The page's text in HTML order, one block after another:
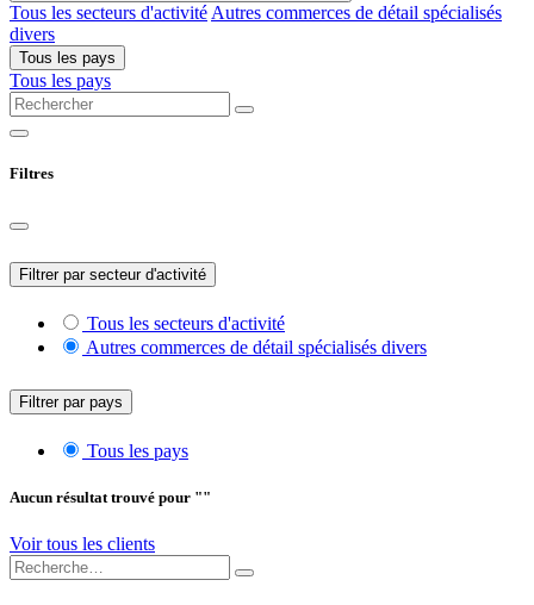
Tous les secteurs d'activité Autres commerces de détail spécialisés
divers
Tous les pays
Tous les pays
Filtres
Filtrer par secteur d'activité
Tous les secteurs d'activité
Autres commerces de détail spécialisés divers
Filtrer par pays
Tous les pays
Aucun résultat trouvé pour ""
Voir tous les clients